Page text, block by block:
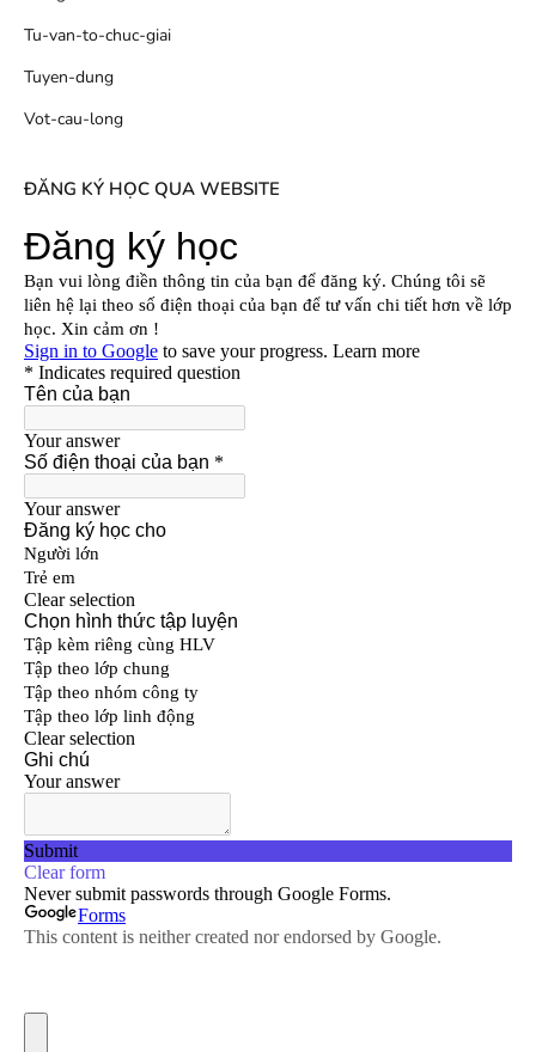
Tu-van-to-chuc-giai
Tuyen-dung
Vot-cau-long
ĐĂNG KÝ HỌC QUA WEBSITE